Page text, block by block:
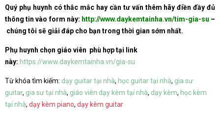
Quý phụ huynh có thắc mắc hay cần tư vấn thêm hãy điền đầy đủ
thông tin vào form này: http://www.daykemtainha.vn/tim-gia-su –
chúng tôi sẽ giải đáp cho bạn trong thời gian sớm nhất.
Phụ huynh chọn giáo viên phù hợp tại link
này: https://www.daykemtainha.vn/gia-su
Từ khóa tìm kiếm: dạy guitar tại nhà, học guitar tại nhà, gia sư
guitar, gia sư tại nhà, giáo viên dạy kèm tại nhà, dạy kèm, học kèm
tại nhà, dạy kèm piano, dạy kèm guitar